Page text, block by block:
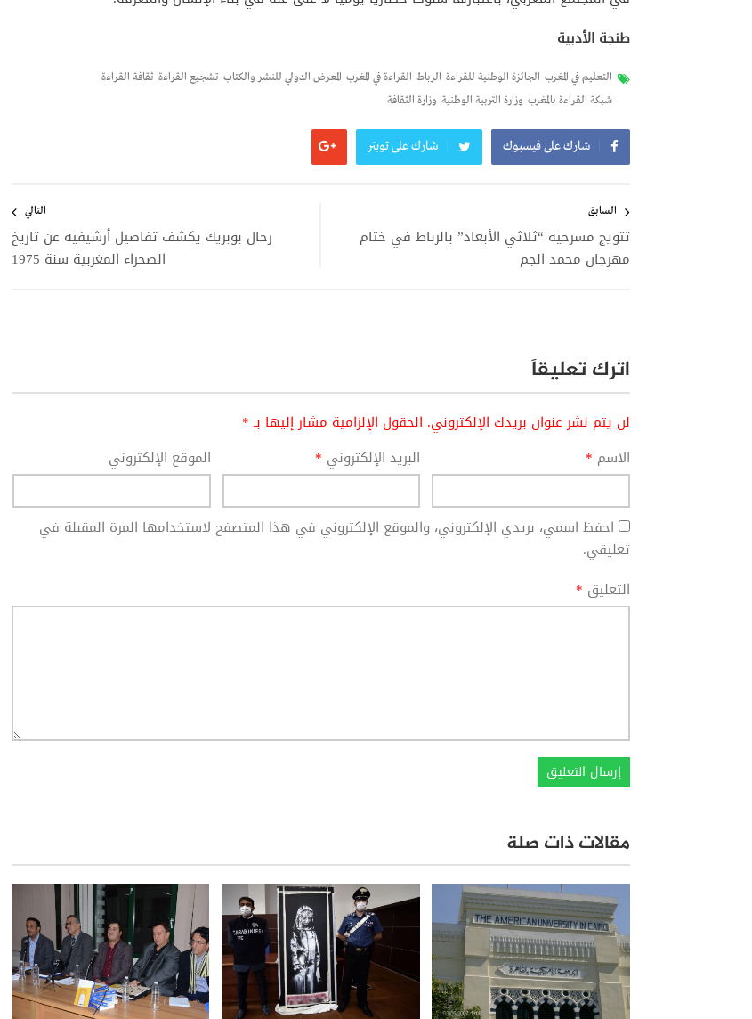
طنجة الأدبية
التعليم في المغرب الجائزة الوطنية للقراءة الرباط القراءة في المغرب المعرض الدولي للنشر والكتاب تشجيع القراءة ثقافة القراءة
شبكة القراءة بالمغرب وزارة التربية الوطنية وزارة الثقافة
شارك على فيسبوك شارك على تويتر
المقالات
السابق
تتويج مسرحية “ثلاثي الأبعاد” بالرباط في ختام
مهرجان محمد الجم
التالي
رحال بوبريك يكشف تفاصيل أرشيفية عن تاريخ
الصحراء المغربية سنة 1975
اترك تعليقاً
لن يتم نشر عنوان بريدك الإلكتروني. الحقول الإلزامية مشار إليها بـ*
الاسم * البريد الإلكتروني * الموقع الإلكتروني
احفظ اسمي، بريدي الإلكتروني، والموقع الإلكتروني في هذا المتصفح لاستخدامها المرة المقبلة في
تعليقي.
التعليق *
مقالات ذات صلة